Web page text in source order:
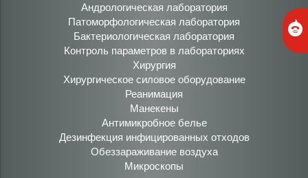
Андрологическая лаборатория
Патоморфологическая лаборатория
Бактериологическая лаборатория
Контроль параметров в лабораториях
Хирургия
Хирургическое силовое оборудование
Реанимация
Манекены
Антимикробное белье
Дезинфекция инфицированных отходов
Обеззараживание воздуха
Микроскопы